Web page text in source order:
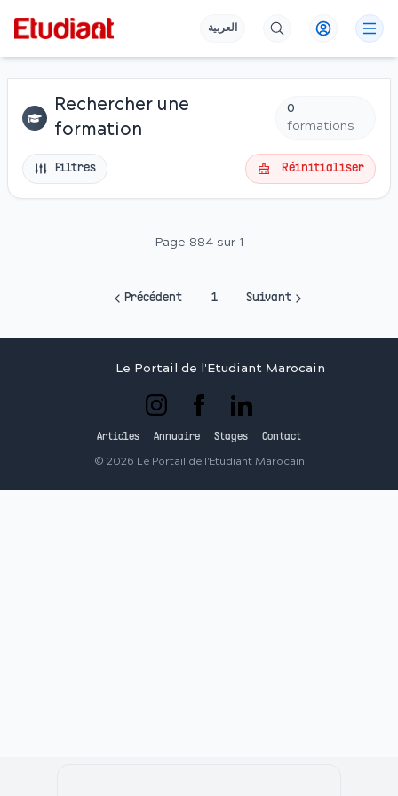
العربية
Rechercher une
formation
0
formations
Filtres Réinitialiser
Page 884 sur 1
Précédent 1 Suivant
Le Portail de l'Etudiant Marocain
Articles Annuaire Stages Contact
© 2026 Le Portail de l'Etudiant Marocain